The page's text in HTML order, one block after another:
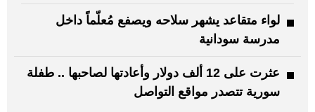
لواء متقاعد يشهر سلاحه ويصفع مُعلّماً داخل
مدرسة سودانية
عثرت على 12 ألف دولار وأعادتها لصاحبها .. طفلة
سورية تتصدر مواقع التواصل